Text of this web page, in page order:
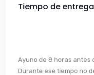
Tiempo de
Ayuno de 8 horas antes
Durante ese tiempo no